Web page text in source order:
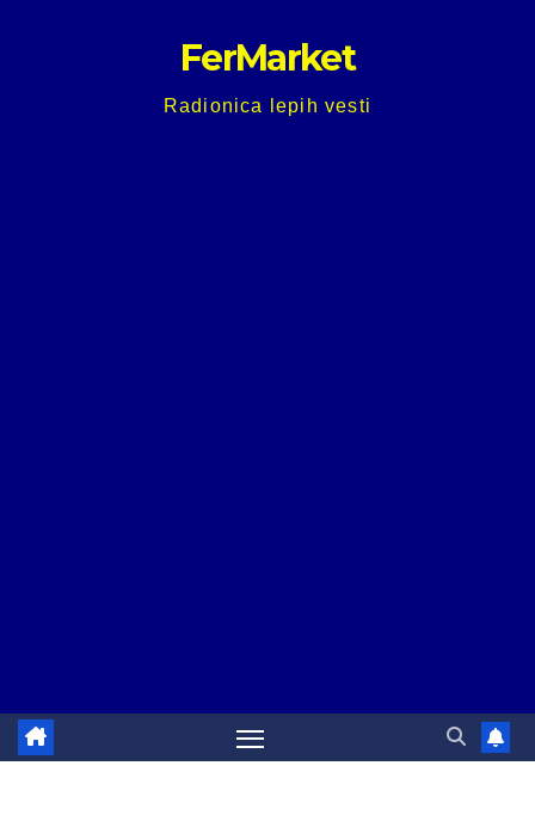
FerMarket
Radionica lepih vesti